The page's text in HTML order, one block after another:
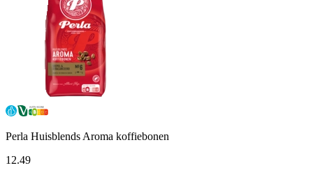
Perla Huisblends Aroma koffiebonen
12.49